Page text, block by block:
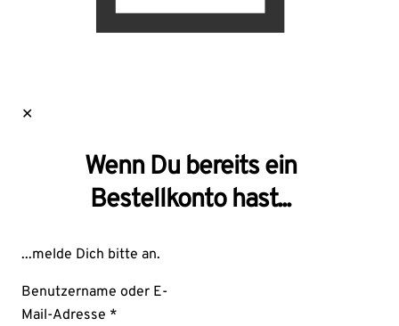
✕
Wenn Du bereits ein
Bestellkonto hast...
...melde Dich bitte an.
Benutzername oder E-
Mail-Adresse *